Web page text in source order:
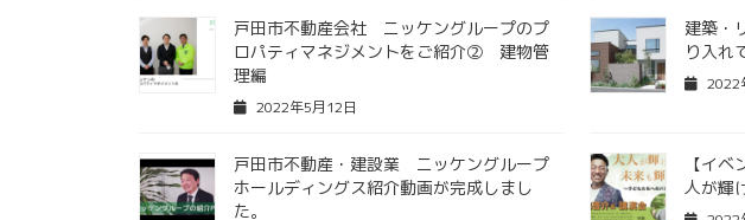
戸田市不動産会社 ニッケングループのプ
ロパティマネジメントをご紹介➁ 建物管
理編
2022年5月12日
建築・
り入れ
2022
戸田市不動産・建設業 ニッケングループ
ホールディングス紹介動画が完成しまし
た。
【イ
人が輝